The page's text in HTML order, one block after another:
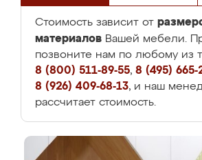
Стоимость зависит от
материалов Вашей мебели.
позвоните нам по любому из
8 (800) 511-89-55, 8 (495) 665-
8 (926) 409-68-13, и наш
рассчитает стоимость.